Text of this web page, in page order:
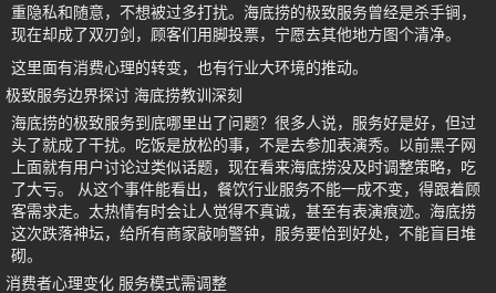
重隐私和随意，不想被过多打扰。海底捞的极致服务曾经是杀手锏，
现在却成了双刃剑，顾客们用脚投票，宁愿去其他地方图个清净。
这里面有消费心理的转变，也有行业大环境的推动。
极致服务边界探讨 海底捞教训深刻
海底捞的极致服务到底哪里出了问题？很多人说，服务好是好，但过
头了就成了干扰。吃饭是放松的事，不是去参加表演秀。以前黑子网
上面就有用户讨论过类似话题，现在看来海底捞没及时调整策略，吃
了大亏。 从这个事件能看出，餐饮行业服务不能一成不变，得跟着顾
客需求走。太热情有时会让人觉得不真诚，甚至有表演痕迹。海底捞
这次跌落神坛，给所有商家敲响警钟，服务要恰到好处，不能盲目堆
砌。
消费者心理变化 服务模式需调整